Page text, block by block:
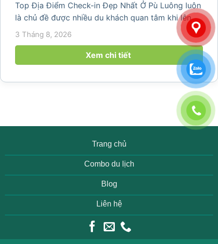
Top Địa Điểm Check-in Đẹp Nhất Ở Pù Luông luôn
là chủ đề được nhiều du khách quan tâm khi lên kế
hoạch khám phá vùng đất thiên nhiên nổi tiếng
của Thanh Hóa. Với ruộng bậc thang trải dài, bản
làng yên bình, thác...
3 Tháng 8, 2026
Xem chi tiết
Trang chủ
Combo du lịch
Blog
Liên hệ